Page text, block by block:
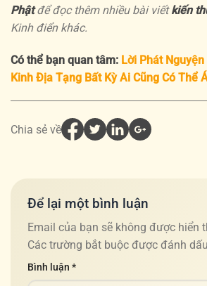
Phậtđể đọc thêm nhiều bài viếtkiến
Kinh điển khác.
Có thể bạn quan tâm: Lời Phát
Kinh Địa Tạng Bất Kỳ Ai Cũng Có Thể
Chia sẻ về
Để lại một bình luận
Email của bạn sẽ không được hiển
Các trường bắt buộc được đánh dấu
Bình luận *